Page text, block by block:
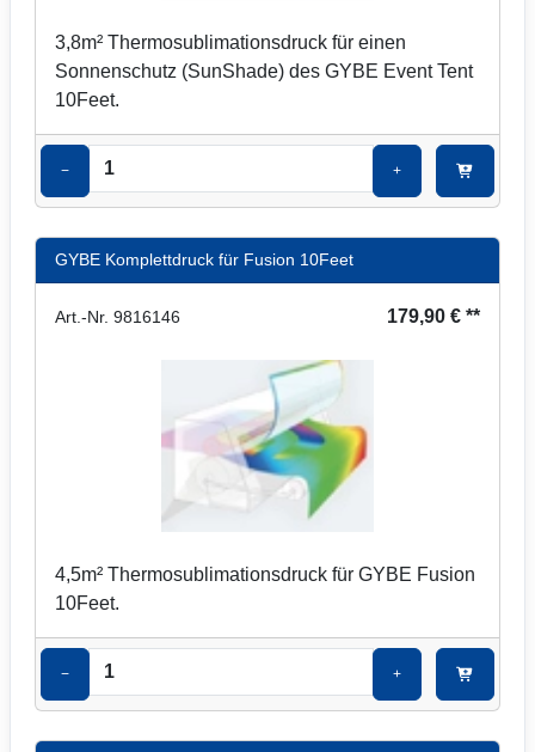
3,8m² Thermosublimationsdruck für einen
Sonnenschutz (SunShade) des GYBE Event Tent
10Feet.
− +
GYBE Komplettdruck für Fusion 10Feet
Art.-Nr. 9816146 179,90 € **
4,5m² Thermosublimationsdruck für GYBE Fusion
10Feet.
− +